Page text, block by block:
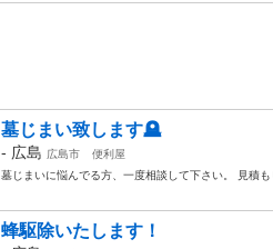
墓じまい致します🪦
- 広島 広島市
便利屋
墓じまいに悩んでる方、一度相談して下さい。 見積も
蜂駆除いたします！